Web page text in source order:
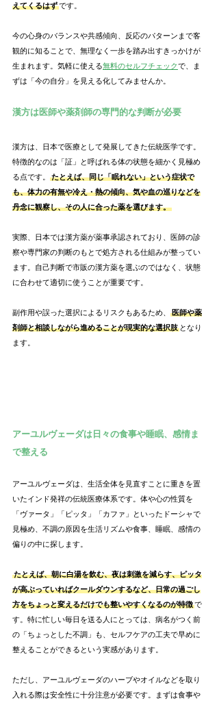
えてくるはずです。
今の心身のバランスや共感傾向、反応のパターンまで客
観的に知ることで、無理なく一歩を踏み出すきっかけが
生まれます。気軽に使える無料のセルフチェックで、ま
ずは「今の自分」を見える化してみませんか。
漢方は医師や薬剤師の専門的な判断が必要
漢方は、日本で医療として発展してきた伝統医学です。
特徴的なのは「証」と呼ばれる体の状態を細かく見極め
る点です。
たとえば、同じ「眠れない」という症状で
も、体力の有無や冷え・熱の傾向、気や血の巡りなどを
丹念に観察し、その人に合った薬を選びます。
実際、日本では漢方薬が薬事承認されており、医師の診
察や専門家の判断のもとで処方される仕組みが整ってい
ます。自己判断で市販の漢方薬を選ぶのではなく、状態
に合わせて適切に使うことが重要です。
副作用や誤った選択によるリスクもあるため、
医師や薬
剤師と相談しながら進めることが現実的な選択肢 となり
ます。
アーユルヴェーダは日々の食事や睡眠、感情ま
で整える
アーユルヴェーダは、生活全体を見直すことに重きを置
いたインド発祥の伝統医療体系です。体や心の性質を
「ヴァータ」「ピッタ」「カファ」といったドーシャで
見極め、不調の原因を生活リズムや食事、睡眠、感情の
偏りの中に探します。
たとえば、朝に白湯を飲む、夜は刺激を減らす、ピッタ
が高ぶっていればクールダウンするなど、日常の過ごし
方をちょっと変えるだけでも整いやすくなるのが特徴で
す。特に忙しい毎日を送る人にとっては、病名がつく前
の「ちょっとした不調」も、セルフケアの工夫で早めに
整えることができるという実感があります。
ただし、アーユルヴェーダのハーブやオイルなどを取り
入れる際は安全性に十分注意が必要です。まずは食事や